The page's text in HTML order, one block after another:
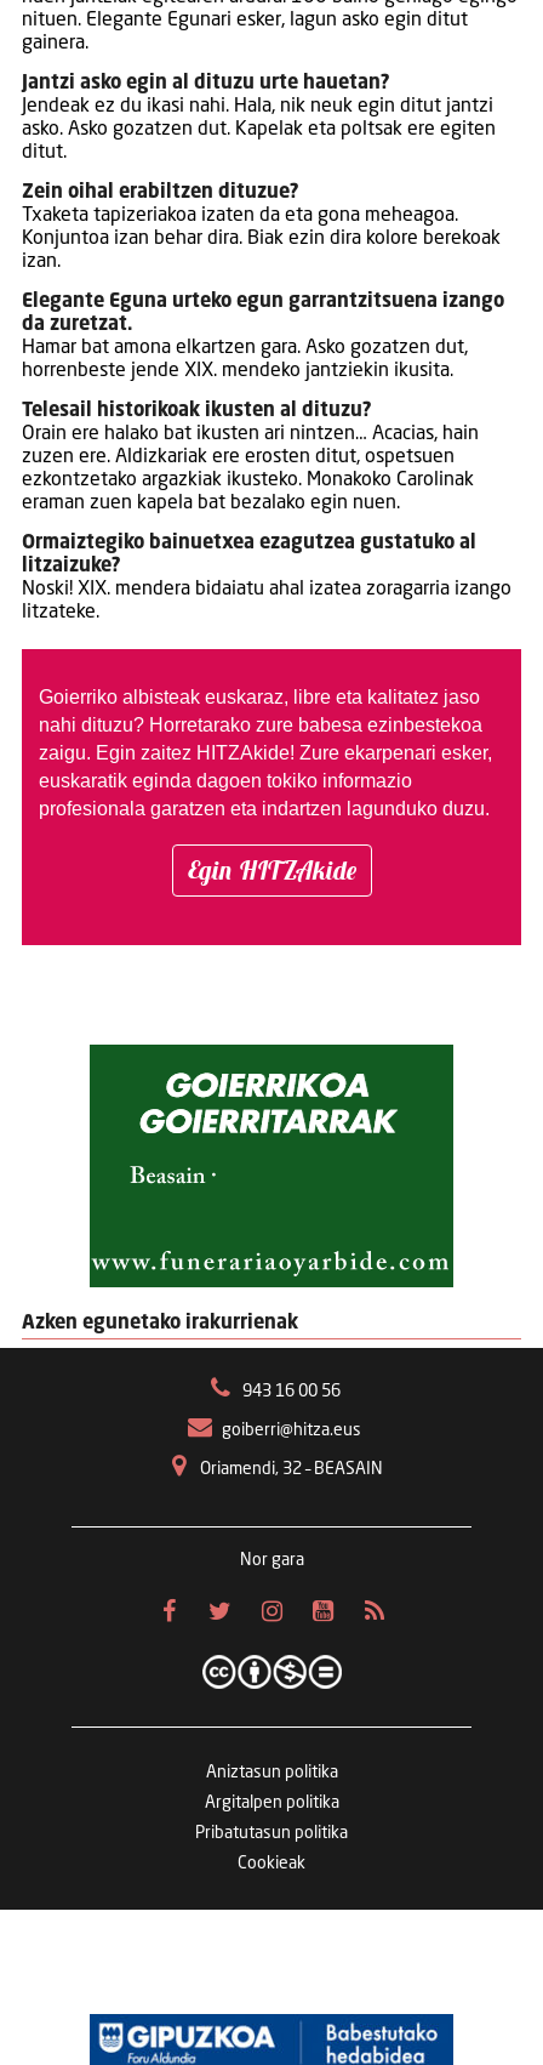
nituen. Elegante Egunari esker, lagun asko egin ditut
gainera.
Jantzi asko egin al dituzu urte hauetan?
Jendeak ez du ikasi nahi. Hala, nik neuk egin ditut jantzi
asko. Asko gozatzen dut. Kapelak eta poltsak ere egiten
ditut.
Zein oihal erabiltzen dituzue?
Txaketa tapizeriakoa izaten da eta gona meheagoa.
Konjuntoa izan behar dira. Biak ezin dira kolore berekoak
izan.
Elegante Eguna urteko egun garrantzitsuena izango
da zuretzat.
Hamar bat amona elkartzen gara. Asko gozatzen dut,
horrenbeste jende XIX. mendeko jantziekin ikusita.
Telesail historikoak ikusten al dituzu?
Orain ere halako bat ikusten ari nintzen… Acacias, hain
zuzen ere. Aldizkariak ere erosten ditut, ospetsuen
ezkontzetako argazkiak ikusteko. Monakoko Carolinak
eraman zuen kapela bat bezalako egin nuen.
Ormaiztegiko bainuetxea ezagutzea gustatuko al
litzaizuke?
Noski! XIX. mendera bidaiatu ahal izatea zoragarria izango
litzateke.
Goierriko albisteak euskaraz, libre eta kalitatez jaso
nahi dituzu? Horretarako zure babesa ezinbestekoa
zaigu. Egin zaitez HITZAkide! Zure ekarpenari esker,
euskaratik eginda dagoen tokiko informazio
profesionala garatzen eta indartzen lagunduko duzu.
Egin HITZAkide
Azken egunetako irakurrienak
943 16 00 56
goiberri@hitza.eus
Oriamendi, 32 – BEASAIN
Nor gara
Aniztasun politika
Argitalpen politika
Pribatutasun politika
Cookieak